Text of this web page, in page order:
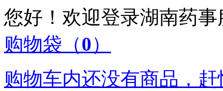
您好！欢迎登录湖南药
购物袋 （0）
购物车内还没有商品，